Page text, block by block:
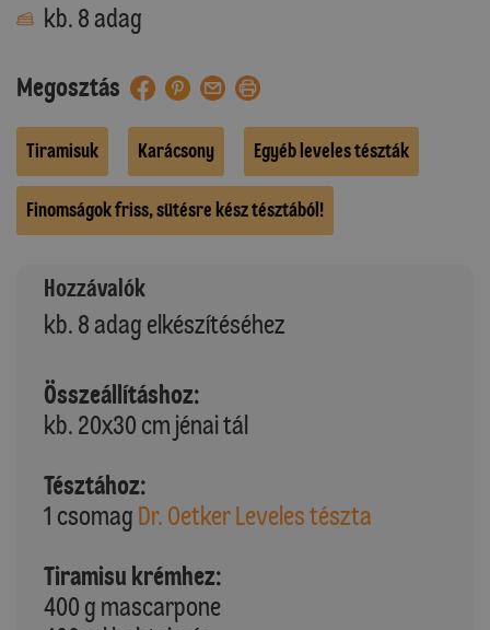
kb. 8 adag
Megosztás
Tiramisuk Karácsony Egyéb leveles tészták
Finomságok friss, sütésre kész tésztából!
Hozzávalók
kb. 8 adag elkészítéséhez
Összeállításhoz:
kb. 20x30 cm jénai tál
Tésztához:
1 csomag Dr. Oetker Leveles tészta
Tiramisu krémhez:
400 g mascarpone